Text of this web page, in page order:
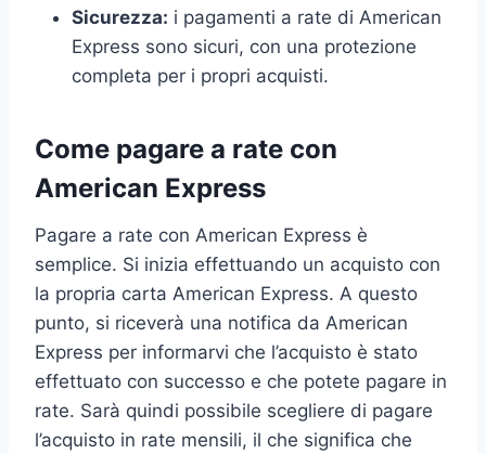
Sicurezza: i pagamenti a rate di American
Express sono sicuri, con una protezione
completa per i propri acquisti.
Come pagare a rate con
American Express
Pagare a rate con American Express è
semplice. Si inizia effettuando un acquisto con
la propria carta American Express. A questo
punto, si riceverà una notifica da American
Express per informarvi che l’acquisto è stato
effettuato con successo e che potete pagare in
rate. Sarà quindi possibile scegliere di pagare
l’acquisto in rate mensili, il che significa che